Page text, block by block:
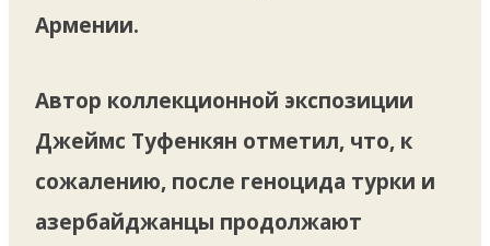
Армении.
Автор коллекционной экспозиции
Джеймс Туфенкян отметил, что, к
сожалению, после геноцида турки и
азербайджанцы продолжают